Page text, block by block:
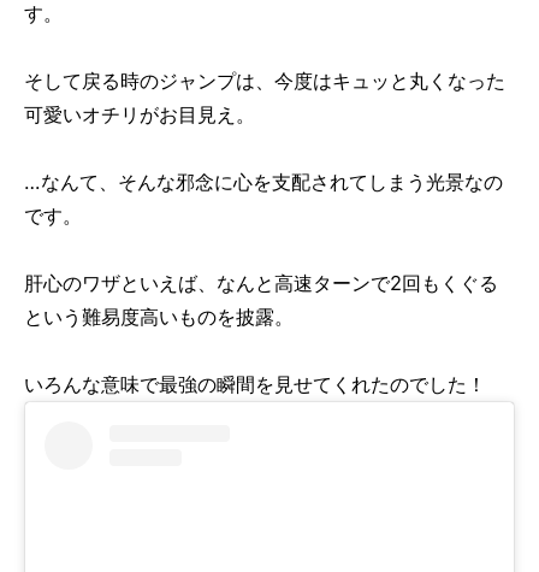
す。
そして戻る時のジャンプは、今度はキュッと丸くなった
可愛いオチリがお目見え。
…なんて、そんな邪念に心を支配されてしまう光景なの
です。
肝心のワザといえば、なんと高速ターンで2回もくぐる
という難易度高いものを披露。
いろんな意味で最強の瞬間を見せてくれたのでした！